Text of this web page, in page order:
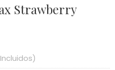
Strawberry